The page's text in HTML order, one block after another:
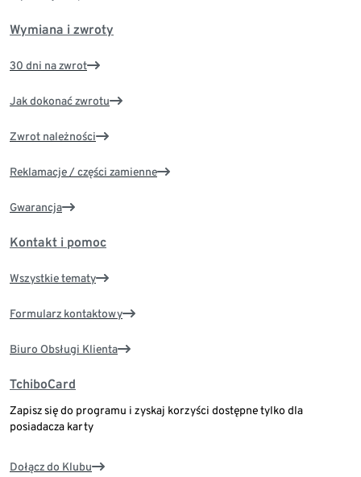
Wymiana i zwroty
30 dni na zwrot
Jak dokonać zwrotu
Zwrot należności
Reklamacje / części zamienne
Gwarancja
Kontakt i pomoc
Wszystkie tematy
Formularz kontaktowy
Biuro Obsługi Klienta
TchiboCard
Zapisz się do programu i zyskaj korzyści dostępne tylko dla
posiadacza karty
Dołącz do Klubu